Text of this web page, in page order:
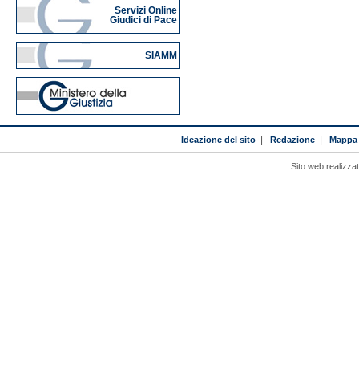
Servizi Online
Giudici di Pace
SIAMM
Ideazione del sito| Redazione|
Sito web